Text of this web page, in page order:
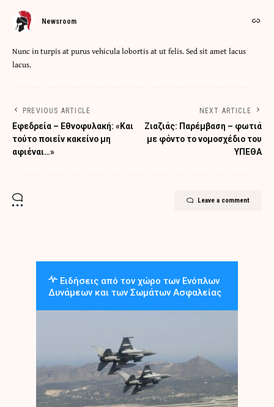
Newsroom
Nunc in turpis at purus vehicula lobortis at ut felis. Sed sit amet lacus
lacus.
PREVIOUS ARTICLE
Εφεδρεία – Εθνοφυλακή: «Και
τούτο ποιείν κακείνο μη
αφιέναι…»
NEXT ARTICLE
Ζιαζιάς: Παρέμβαση – φωτιά
με φόντο το νομοσχέδιο του
ΥΠΕΘΑ
Leave a comment
Ειδήσεις από τον χώρο των Ενόπλων
Δυνάμεων και των Σωμάτων Ασφαλείας